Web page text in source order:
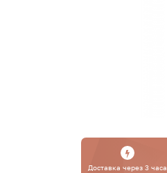
Доставка через 3 часа